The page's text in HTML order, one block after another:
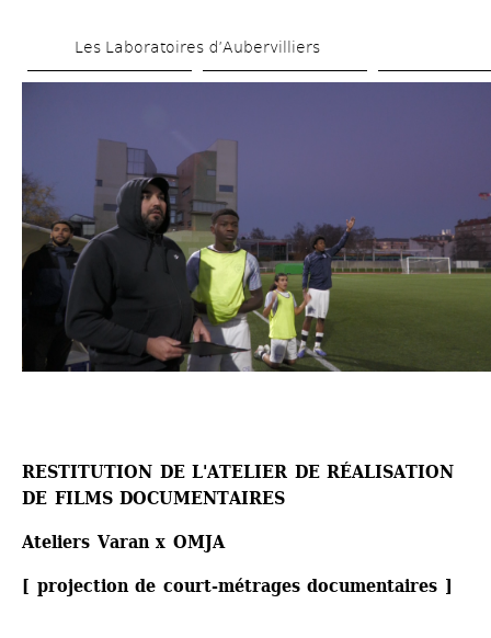
au
contenu
Les Laboratoires d’Aubervilliers
RESTITUTION DE L'ATELIER DE RÉALISATION
DE FILMS DOCUMENTAIRES
Ateliers Varan x OMJA
[ projection de court-métrages documentaires ]